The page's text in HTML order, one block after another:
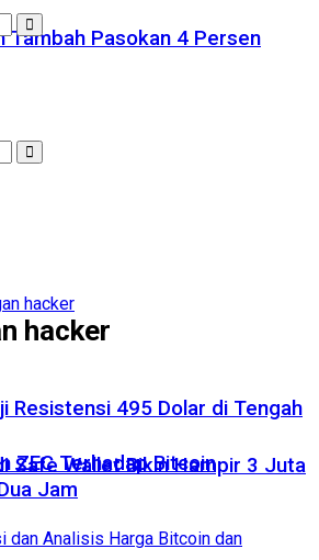
Tambah Pasokan 4 Persen
Resistensi 495 Dolar di Tengah
ZEC Terhadap Bitcoin
hacker
hacker
Safe Wallet Bikin Hampir 3 Juta
Jam